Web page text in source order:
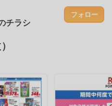
チラシ
フォロー